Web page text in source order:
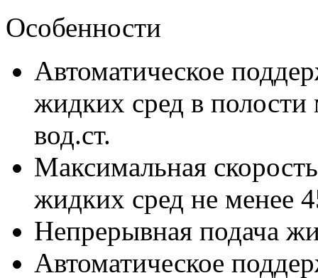
Особенности
Автоматическое
жидких сред в полости
вод.ст.
Максимальная
жидких сред не менее
Непрерывная подача
Автоматическое